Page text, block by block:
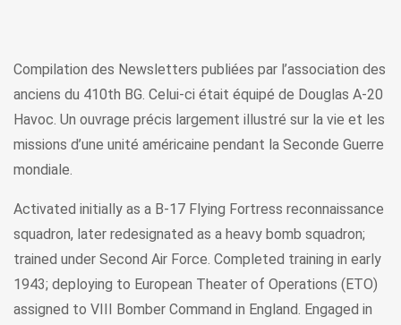
Compilation des Newsletters publiées par l’association des
anciens du 410th BG. Celui-ci était équipé de Douglas A-20
Havoc. Un ouvrage précis largement illustré sur la vie et les
missions d’une unité américaine pendant la Seconde Guerre
mondiale.
Activated initially as a B-17 Flying Fortress reconnaissance
squadron, later redesignated as a heavy bomb squadron;
trained under Second Air Force. Completed training in early
1943; deploying to European Theater of Operations (ETO)
assigned to VIII Bomber Command in England. Engaged in